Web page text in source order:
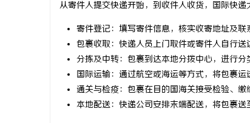
从寄件人提交快递开始，到收件人收货，国际快递
寄件登记：填写寄件信息，核实收寄地址及联
包裹收取：快递人员上门取件或寄件人自行送
分拣及中转：包裹到达本地分拨中心，进行分
国际运输：通过航空或海运等方式，将包裹运
通关与检疫：包裹在目的国海关接受检验、缴
本地配送：快递公司安排末端配送，将包裹送